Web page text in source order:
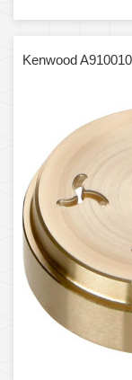
Kenwood